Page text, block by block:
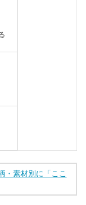
・素材別に「ここ